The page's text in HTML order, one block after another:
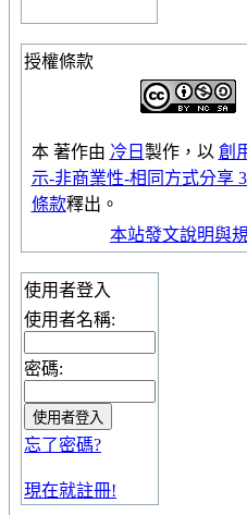
授權條款
本 著作由 冷日 製作，以 創
示-非商業性-相同方式分享
條款釋出。
本站發文說明與
使用者登入
使用者名稱:
密碼:
忘了密碼?
現在就註冊!